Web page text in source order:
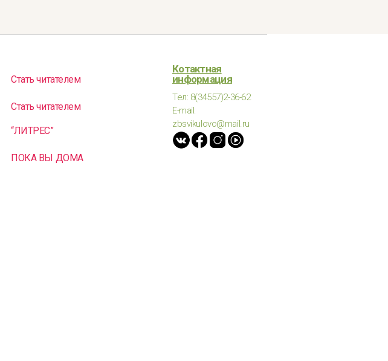
Стать читателем
Стать читателем
“ЛИТРЕС”
ПОКА ВЫ ДОМА
Котактная
информация
Тел: 8(34557)2-36-62
E-mail:
zbsvikulovo@mail.ru